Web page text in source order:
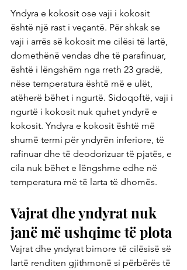
Yndyra e kokosit ose vaji i kokosit
është një rast i veçantë. Për shkak se
vaji i arrës së kokosit me cilësi të lartë,
domethënë vendas dhe të parafinuar,
është i lëngshëm nga rreth 23 gradë,
nëse temperatura është më e ulët,
atëherë bëhet i ngurtë. Sidoqoftë, vaji i
ngurtë i kokosit nuk quhet yndyrë e
kokosit. Yndyra e kokosit është më
shumë termi për yndyrën inferiore, të
rafinuar dhe të deodorizuar të pjatës, e
cila nuk bëhet e lëngshme edhe në
temperatura më të larta të dhomës.
Vajrat dhe yndyrat nuk
janë më ushqime të plota
Vajrat dhe yndyrat bimore të cilësisë së
lartë renditen gjithmonë si përbërës të